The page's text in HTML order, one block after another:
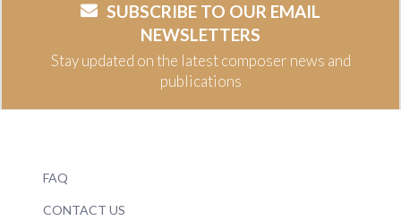
SUBSCRIBE TO OUR EMAIL
NEWSLETTERS
Stay updated on the latest composer news and
publications
FAQ
CONTACT US